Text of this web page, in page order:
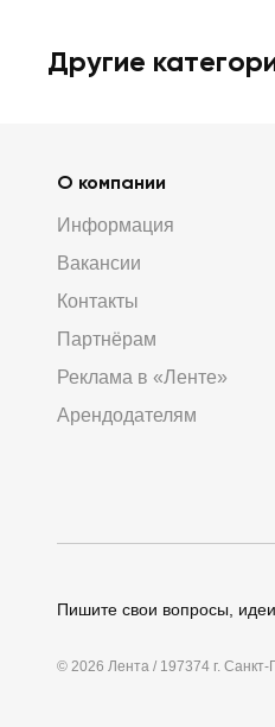
Другие
О компании
Информация
Вакансии
Контакты
Партнёрам
Реклама в «Ленте»
Арендодателям
Пишите свои вопросы,
© 2026 Лента / 197374 г.